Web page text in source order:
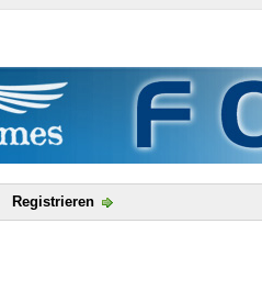
Registrieren